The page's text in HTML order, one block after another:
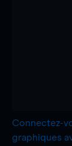
Connectez-
graphiques